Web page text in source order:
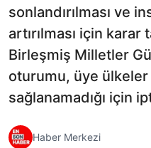
sonlandırılması ve
artırılması için karar
Birleşmiş Milletler
oturumu, üye ülkeler
sağlanamadığı için
Haber Merkezi